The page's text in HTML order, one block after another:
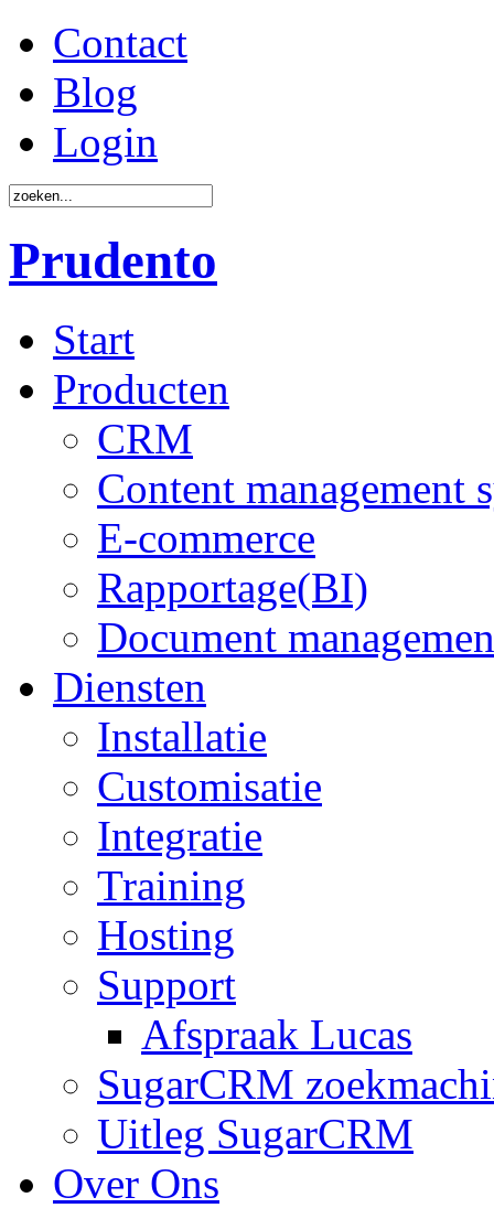
Contact
Blog
Login
Prudento
Start
Producten
CRM
Content management
E-commerce
Rapportage(BI)
Document
Diensten
Installatie
Customisatie
Integratie
Training
Hosting
Support
Afspraak Lucas
SugarCRM
Uitleg SugarCRM
Over Ons